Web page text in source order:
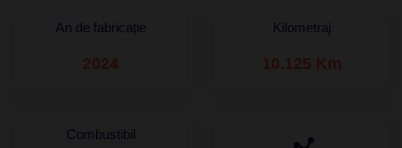
An de fabricație
2024
Kilometraj
10.125 Km
Combustibil